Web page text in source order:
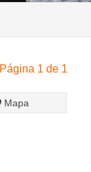
Página 1 de 1
Mapa